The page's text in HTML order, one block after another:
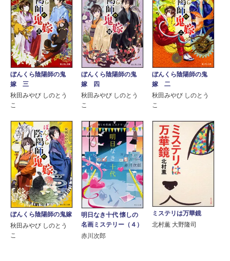
ぼんくら陰陽師の鬼
嫁 三
秋田みやび しのとう
こ
ぼんくら陰陽師の鬼
嫁 四
秋田みやび しのとう
こ
ぼんくら陰陽師の鬼
嫁 二
秋田みやび しのとう
こ
ぼんくら陰陽師の鬼嫁
秋田みやび しのとう
こ
明日なき十代 懐しの
名画ミステリー（４）
赤川次郎
ミステリは万華鏡
北村薫 大野隆司